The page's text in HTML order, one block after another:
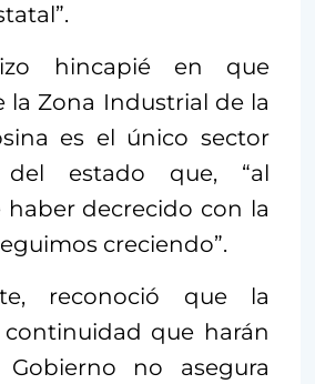
hincapié en que
la Zona Industrial de la
es el único sector
del estado que, “al
decrecido con la
creciendo”.
reconoció que la
que harán
no asegura